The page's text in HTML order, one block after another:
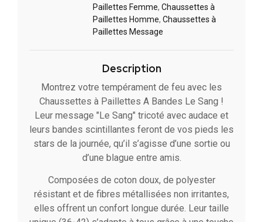
Paillettes Femme, Chaussettes à
Paillettes Homme, Chaussettes à
Paillettes Message​
Description
Montrez votre tempérament de feu avec les
Chaussettes à Paillettes A Bandes Le Sang !
Leur message "Le Sang" tricoté avec audace et
leurs bandes scintillantes feront de vos pieds les
stars de la journée, qu’il s’agisse d’une sortie ou
d’une blague entre amis.
Composées de coton doux, de polyester
résistant et de fibres métallisées non irritantes,
elles offrent un confort longue durée. Leur taille